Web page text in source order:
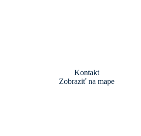
Kontakt
Zobraziť na mape